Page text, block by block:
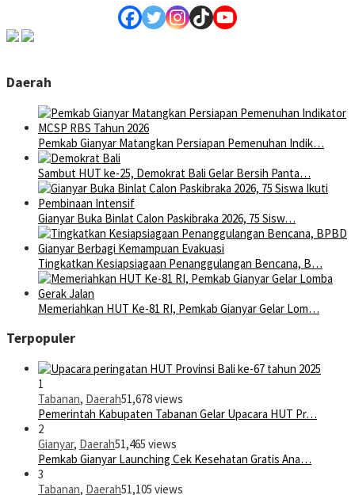
Daerah
Pemkab Gianyar Matangkan Persiapan Pemenuhan Indik…
Sambut HUT ke-25, Demokrat Bali Gelar Bersih Panta…
Gianyar Buka Binlat Calon Paskibraka 2026, 75 Sisw…
Tingkatkan Kesiapsiagaan Penanggulangan Bencana, B…
Memeriahkan HUT Ke-81 RI, Pemkab Gianyar Gelar Lom…
Terpopuler
1
Tabanan, Daerah51,678 views
Pemerintah Kabupaten Tabanan Gelar Upacara HUT Pr…
2
Gianyar, Daerah51,465 views
Pemkab Gianyar Launching Cek Kesehatan Gratis Ana…
3
Tabanan, Daerah51,105 views